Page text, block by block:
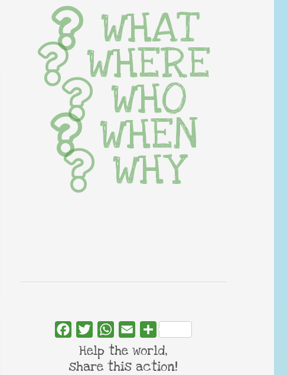
WHAT
WHERE
WHO
WHEN
WHY
FacebookTwitterWhatsApp
Email Share
Help the world,
share this action!